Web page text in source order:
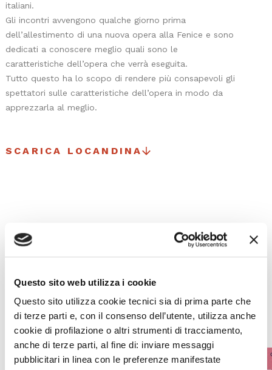
Questo sito web utilizza i cookie
Questo sito utilizza cookie tecnici sia di prima parte che
di terze parti e, con il consenso dell’utente, utilizza anche
cookie di profilazione o altri strumenti di tracciamento,
anche di terze parti, al fine di: inviare messaggi
pubblicitari in linea con le preferenze manifestate
italiani.
Gli incontri avvengono qualche giorno prima
dell’allestimento di una nuova opera alla Fenice e sono
dedicati a conoscere meglio quali sono le
caratteristiche dell’opera che verrà eseguita.
Tutto questo ha lo scopo di rendere più consapevoli gli
spettatori sulle caratteristiche dell’opera in modo da
apprezzarla al meglio.
SCARICA LOCANDINA
I prossimi eventi
IL CALENDARIO COMPLETO